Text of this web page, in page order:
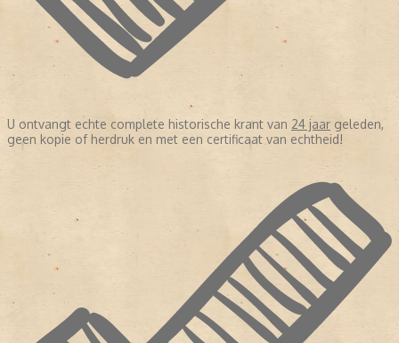
U ontvangt echte complete historische krant van 24 jaar geleden,
geen kopie of herdruk en met een certificaat van echtheid!